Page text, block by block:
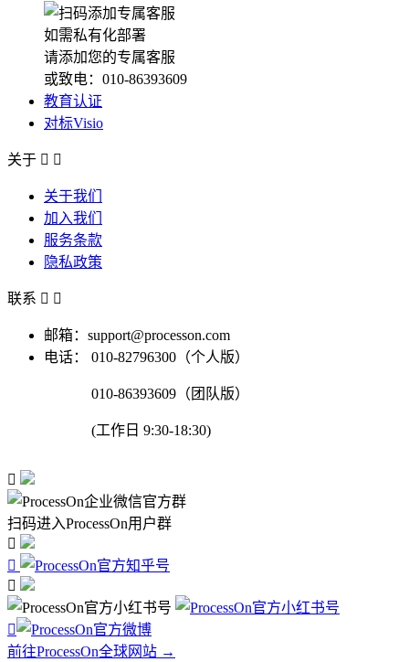
如需私有化部署
请添加您的专属客服
或致电：010-86393609
教育认证
对标Visio
关于  
关于我们
加入我们
服务条款
隐私政策
联系  
邮箱：support@processon.com
电话：
010-82796300（个人版）
010-86393609（团队版）
(工作日 9:30-18:30)

扫码进入ProcessOn用户群




前往ProcessOn全球网站 →